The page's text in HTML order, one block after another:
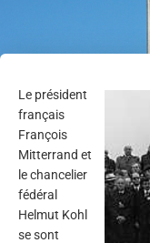
Le président
français
François
Mitterrand et
le chancelier
fédéral
Helmut Kohl
se sont